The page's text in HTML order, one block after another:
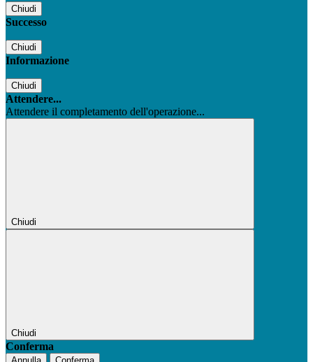
Chiudi
Successo
Chiudi
Informazione
Chiudi
Attendere...
Attendere il completamento dell'operazione...
Chiudi
Chiudi
Conferma